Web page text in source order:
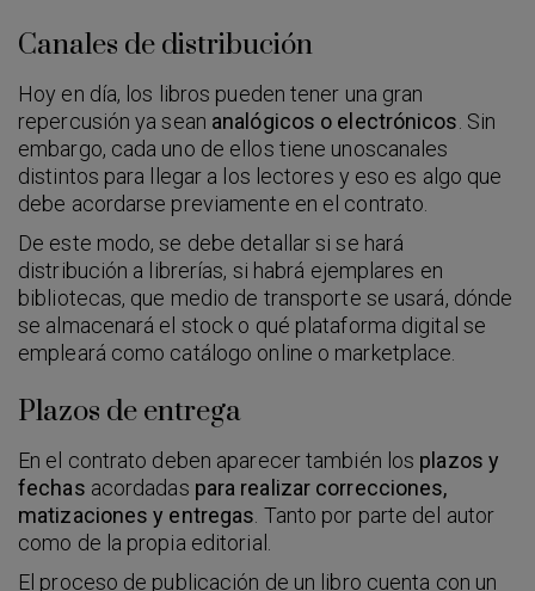
Canales de distribución
Hoy en día, los libros pueden tener una gran
repercusión ya sean analógicos o electrónicos . Sin
embargo, cada uno de ellos tiene unoscanales
distintos para llegar a los lectores y eso es algo que
debe acordarse previamente en el contrato.
De este modo, se debe detallar si se hará
distribución a librerías, si habrá ejemplares en
bibliotecas, que medio de transporte se usará, dónde
se almacenará el stock o qué plataforma digital se
empleará como catálogo online o marketplace.
Plazos de entrega
En el contrato deben aparecer también los plazos y
fechas acordadas para realizar correcciones,
matizaciones y entregas . Tanto por parte del autor
como de la propia editorial.
El proceso de publicación de un libro cuenta con un